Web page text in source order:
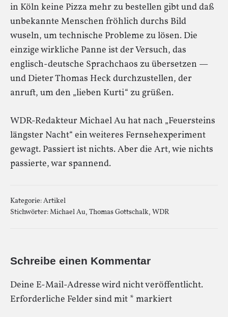
in Köln keine Pizza mehr zu bestellen gibt und daß
unbekannte Menschen fröhlich durchs Bild
wuseln, um technische Probleme zu lösen. Die
einzige wirkliche Panne ist der Versuch, das
englisch-deutsche Sprachchaos zu übersetzen —
und Dieter Thomas Heck durchzustellen, der
anruft, um den „lieben Kurti“ zu grüßen.
WDR-Redakteur Michael Au hat nach „Feuersteins
längster Nacht“ ein weiteres Fernsehexperiment
gewagt. Passiert ist nichts. Aber die Art, wie nichts
passierte, war spannend.
Kategorie:Artikel
Stichwörter:Michael Au, Thomas Gottschalk, WDR
Schreibe einen Kommentar
Deine E-Mail-Adresse wird nicht veröffentlicht.
Erforderliche Felder sind mit * markiert